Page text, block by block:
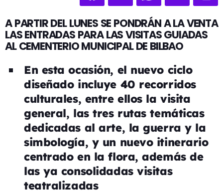
A PARTIR DEL LUNES SE PONDRÁN A LA VENTA
LAS ENTRADAS PARA LAS VISITAS GUIADAS
AL CEMENTERIO MUNICIPAL DE BILBAO
En esta ocasión, el nuevo ciclo
diseñado incluye 40 recorridos
culturales, entre ellos la visita
general, las tres rutas temáticas
dedicadas al arte, la guerra y la
simbología, y un nuevo itinerario
centrado en la flora, además de
las ya consolidadas visitas
teatralizadas